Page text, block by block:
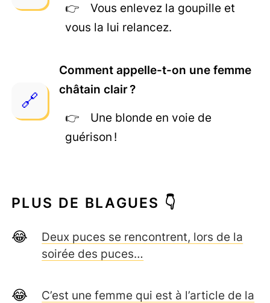
Vous enlevez la goupille et
vous la lui relancez.
Comment appelle-t-on une femme
châtain clair ?
Une blonde en voie de
guérison !
PLUS DE BLAGUES 👇
Deux puces se rencontrent, lors de la
soirée des puces…
C’est une femme qui est à l’article de la